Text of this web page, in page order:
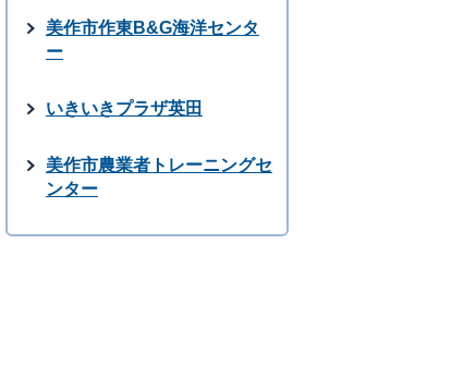
美作市作東B&G海洋センタ
ー
いきいきプラザ英田
美作市農業者トレーニングセ
ンター